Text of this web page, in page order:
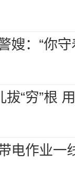
嫂：“你
拔“穷”根
电作业一